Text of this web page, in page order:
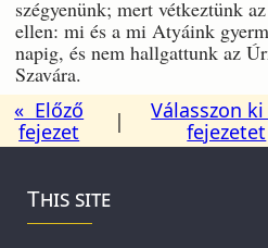
szégyenünk; mert vétkeztünk
ellen: mi és a mi Atyáink
napig, és nem hallgattunk az
Szavára.
« Előző
fejezet
|
Válasszon
fejezetet
This site